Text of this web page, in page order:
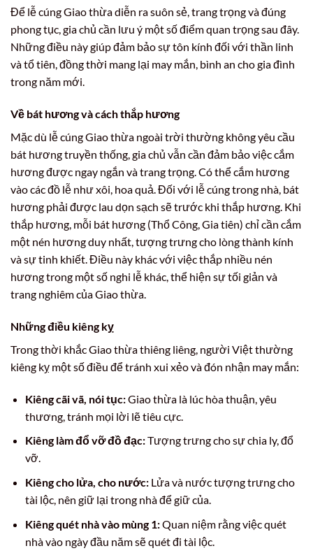
Để lễ cúng Giao thừa diễn ra suôn sẻ, trang trọng và đúng
phong tục, gia chủ cần lưu ý một số điểm quan trọng sau đây.
Những điều này giúp đảm bảo sự tôn kính đối với thần linh
và tổ tiên, đồng thời mang lại may mắn, bình an cho gia đình
trong năm mới.
Về bát hương và cách thắp hương
Mặc dù lễ cúng Giao thừa ngoài trời thường không yêu cầu
bát hương truyền thống, gia chủ vẫn cần đảm bảo việc cắm
hương được ngay ngắn và trang trọng. Có thể cắm hương
vào các đồ lễ như xôi, hoa quả. Đối với lễ cúng trong nhà, bát
hương phải được lau dọn sạch sẽ trước khi thắp hương. Khi
thắp hương, mỗi bát hương (Thổ Công, Gia tiên) chỉ cần cắm
một nén hương duy nhất, tượng trưng cho lòng thành kính
và sự tinh khiết. Điều này khác với việc thắp nhiều nén
hương trong một số nghi lễ khác, thể hiện sự tối giản và
trang nghiêm của Giao thừa.
Những điều kiêng kỵ
Trong thời khắc Giao thừa thiêng liêng, người Việt thường
kiêng kỵ một số điều để tránh xui xẻo và đón nhận may mắn:
Kiêng cãi vã, nói tục:Giao thừa là lúc hòa thuận, yêu
thương, tránh mọi lời lẽ tiêu cực.
Kiêng làm đổ vỡ đồ đạc:Tượng trưng cho sự chia ly, đổ
vỡ.
Kiêng cho lửa, cho nước:Lửa và nước tượng trưng cho
tài lộc, nên giữ lại trong nhà để giữ của.
Kiêng quét nhà vào mùng 1:Quan niệm rằng việc quét
nhà vào ngày đầu năm sẽ quét đi tài lộc.